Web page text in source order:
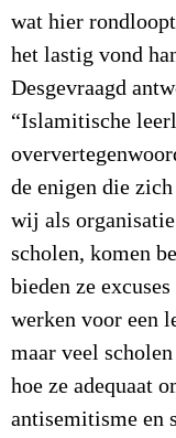
wat hier
het lastig vond
Desgevraagd
“Islamitische
de enigen die
wij als
scholen, komen
bieden ze
werken voor een
maar veel
hoe ze adequaat
antisemitisme en